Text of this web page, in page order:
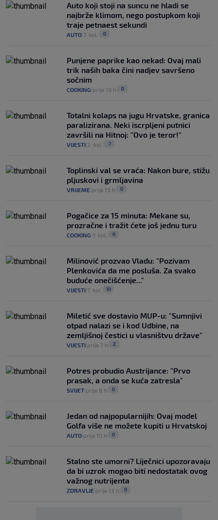
Auto koji stoji na suncu ne hladi se
najbrže klimom, nego postupkom koji
traje petnaest sekundi
AUTO 7. kol. 0
Punjene paprike kao nekad: Ovaj mali
trik naših baka čini nadjev savršeno
sočnim
COOKING prije 10 h 0
Totalni kolaps na jugu Hrvatske, granica
paralizirana. Neki iscrpljeni putnici
završili na Hitnoj: "Ovo je teror!"
VIJESTI 2. kol. 7
Toplinski val se vraća: Nakon bure, stižu
pljuskovi i grmljavina
VRIJEME prije 13 h 0
Pogačice za 15 minuta: Mekane su,
prozračne i tražit ćete još jednu turu
COOKING 7. kol. 0
Milinović prozvao Vladu: "Pozivam
Plenkovića da me posluša. Za svako
buduće onečišćenje..."
VIJESTI 7. kol. 10
Miletić sve dostavio MUP-u: "Sumnjivi
otpad nalazi se i kod Udbine, na
zemljišnoj čestici u vlasništvu države"
VIJESTI prije 7 h 2
Potres probudio Austrijance: "Prvo
prasak, a onda se kuća zatresla"
SVIJET prije 8 h 0
Jedan od najpopularnijih: Ovaj model
Golfa više ne možete kupiti u Hrvatskoj
AUTO prije 10 h 0
Stalno ste umorni? Liječnici upozoravaju
da bi uzrok mogao biti nedostatak ovog
važnog nutrijenta
ZDRAVLJE prije 13 h 0